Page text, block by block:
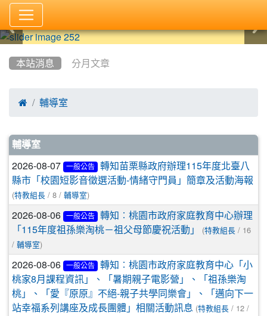
本站消息 分月文章
 輔導室
文章列表
輔導室
2026-08-07 一般公告
轉知苗栗縣政府辦理115年度北臺八
縣市「校園短影音徵選活動-情緒守門員」簡章及活動海報
(特教組長 / 8 / 輔導室)
2026-08-06 一般公告
轉知︰桃園市政府家庭教育中心辦理
「115年度祖孫樂淘桃－祖父母節慶祝活動」
(特教組長 / 16
/ 輔導室)
2026-08-06 一般公告
轉知︰桃園市政府家庭教育中心「小
桃家8月課程資訊」、「暑期親子電影營」、「祖孫樂淘
桃」、「愛『原原』不絕-親子共學同樂會」、「邁向下一
站幸福系列講座及成長團體」相關活動訊息 (特教組長 / 12 /